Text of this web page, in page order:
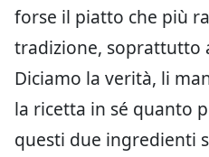
forse il piatto che più
tradizione, soprattutto
Diciamo la verità, li
la ricetta in sé quanto
questi due ingredienti